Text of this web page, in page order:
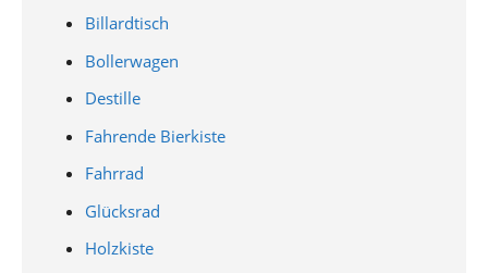
Billardtisch
Bollerwagen
Destille
Fahrende Bierkiste
Fahrrad
Glücksrad
Holzkiste